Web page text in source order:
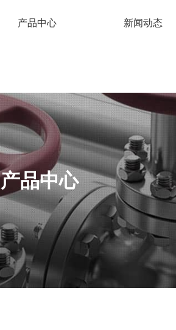
产品中心 新闻动态
产品中心